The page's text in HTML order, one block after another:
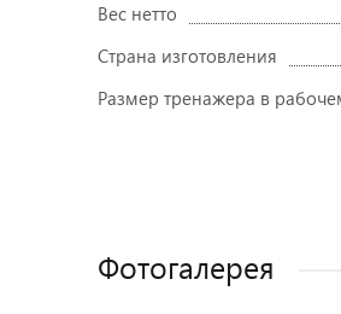
Вес нетто
Страна изготовления
Размер тренажера в
Фотогалерея